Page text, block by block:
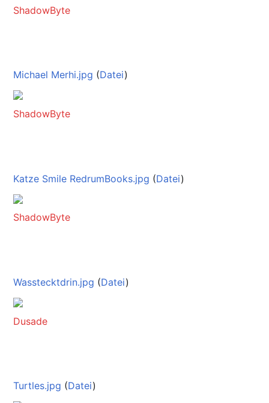
ShadowByte
Michael Merhi.jpg (Datei)
ShadowByte
Katze Smile RedrumBooks.jpg (Datei)
ShadowByte
Wasstecktdrin.jpg (Datei)
Dusade
Turtles.jpg (Datei)